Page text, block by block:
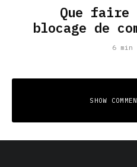
Que faire
blocage de
6 min
SHOW